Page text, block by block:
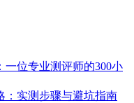
一位专业测评师的300小
：实测步骤与避坑指南